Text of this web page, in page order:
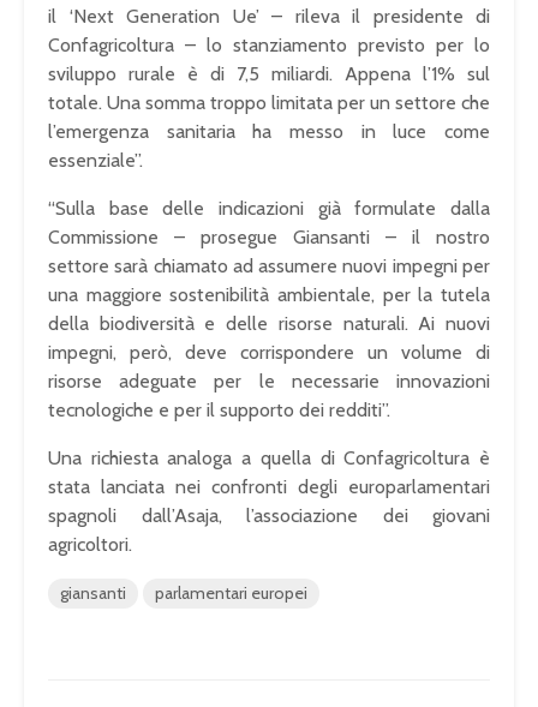
il ‘Next Generation Ue’ – rileva il presidente di
Confagricoltura – lo stanziamento previsto per lo
sviluppo rurale è di 7,5 miliardi. Appena l’1% sul
totale. Una somma troppo limitata per un settore che
l’emergenza sanitaria ha messo in luce come
essenziale”.
“Sulla base delle indicazioni già formulate dalla
Commissione – prosegue Giansanti – il nostro
settore sarà chiamato ad assumere nuovi impegni per
una maggiore sostenibilità ambientale, per la tutela
della biodiversità e delle risorse naturali. Ai nuovi
impegni, però, deve corrispondere un volume di
risorse adeguate per le necessarie innovazioni
tecnologiche e per il supporto dei redditi”.
Una richiesta analoga a quella di Confagricoltura è
stata lanciata nei confronti degli europarlamentari
spagnoli dall’Asaja, l’associazione dei giovani
agricoltori.
giansanti parlamentari europei